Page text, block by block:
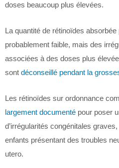
doses beaucoup plus élevées.
La quantité de rétinoïdes
probablement faible, mais des
associées à des doses plus
sont déconseillé pendant la
Les rétinoïdes sur ordonnance
largement documenté pour poser
d’irrégularités congénitales
enfants présentant des troubles
utero.